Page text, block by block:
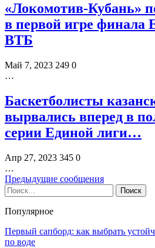
«Локомотив-Кубань»
в первой игре финала
ВТБ
Май 7, 2023 249 0
…
Баскетболисты
вырвались вперед в
серии Единой лиги…
Апр 27, 2023 345 0
…
Предыдущие сообщения
Популярное
Первый сапборд: как выбрать
по воде